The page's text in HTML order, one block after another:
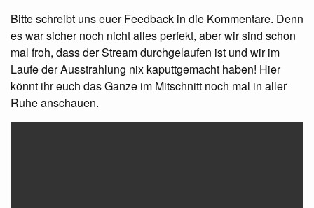
Bitte schreibt uns euer Feedback in die Kommentare. Denn
es war sicher noch nicht alles perfekt, aber wir sind schon
mal froh, dass der Stream durchgelaufen ist und wir im
Laufe der Ausstrahlung nix kaputtgemacht haben! Hier
könnt ihr euch das Ganze im Mitschnitt noch mal in aller
Ruhe anschauen.